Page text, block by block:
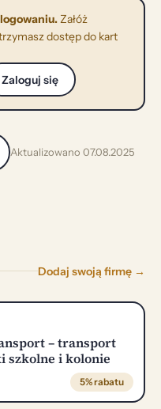
Załóż
dostęp do kart
Zaloguj się
Aktualizowano 07.08.2025
Dodaj swoją firmę →
– transport
szkolne i kolonie
5% rabatu